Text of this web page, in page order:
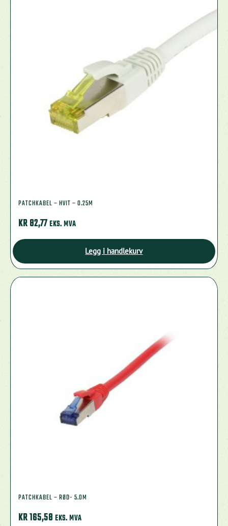
PATCHKABEL – HVIT – 0.25M
KR82,77EKS. MVA
Legg i handlekurv
PATCHKABEL – RØD- 5.0M
KR165,58 EKS. MVA